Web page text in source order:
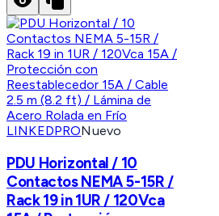
LINKEDPRONuevo
PDU Horizontal / 10
Contactos NEMA 5-15R /
Rack 19 in 1UR / 120Vca